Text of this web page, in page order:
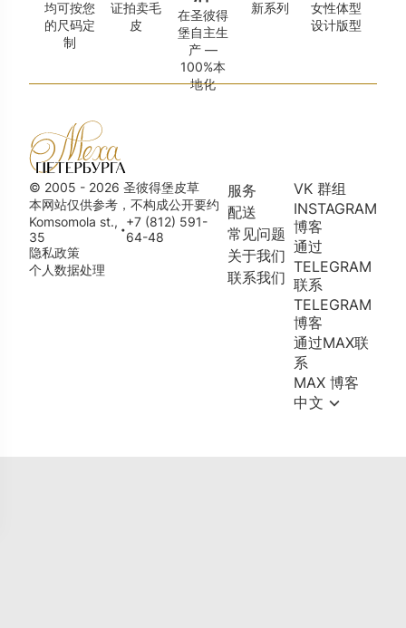
均可按您
的尺码定
制
证拍卖毛
皮
在圣彼得
堡自主生
产 —
100%本
地化
新系列
女性体型
设计版型
© 2005 - 2026 圣彼得堡皮草
本网站仅供参考，不构成公开要约
Komsomola st.,
35
•+7 (812) 591-
64-48
隐私政策
个人数据处理
服务
配送
常见问题
关于我们
联系我们
VK 群组
INSTAGRAM
博客
通过
TELEGRAM
联系
TELEGRAM
博客
通过MAX联
系
MAX 博客
中文